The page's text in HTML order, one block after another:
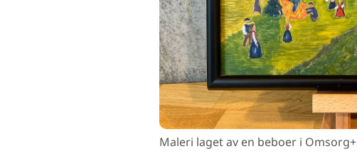
Maleri laget av en beboer i Omsorg+